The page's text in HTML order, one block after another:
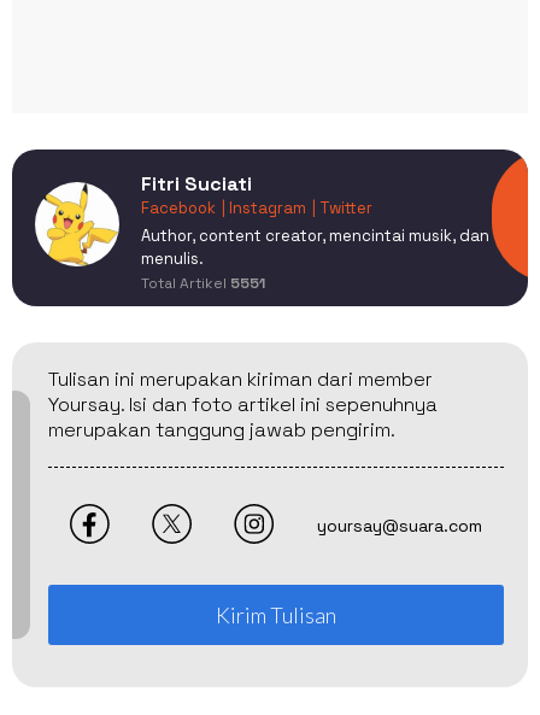
Fitri Suciati
Facebook | Instagram
| Twitter
Author, content creator, mencintai musik, dan
menulis.
Total Artikel 5551
Tulisan ini merupakan kiriman dari member
Yoursay. Isi dan foto artikel ini sepenuhnya
merupakan tanggung jawab pengirim.
yoursay@suara.com
Kirim Tulisan